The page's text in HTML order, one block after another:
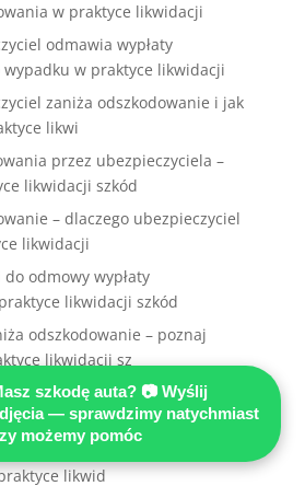
w praktyce likwidacji
odmawia wypłaty
w praktyce likwidacji
zaniża odszkodowanie i jak
likwi
przez ubezpieczyciela –
likwidacji szkód
– dlaczego ubezpieczyciel
likwidacji
odmowy wypłaty
likwidacji szkód
odszkodowanie – poznaj
likwidacji sz
kwestionuje wysokość
likwidacji
zaniżania odszkodowań przez
likwid
szkodę auta? 📷 Wyślij
— sprawdzimy natychmiast
możemy pomóc